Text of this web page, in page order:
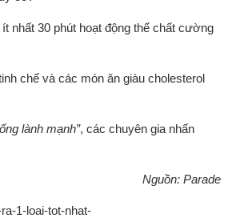
nhất 30 phút hoạt động thể chất cường
chế và các món ăn giàu cholesterol
lành mạnh”, các chuyên gia nhấn
Nguồn: Parade
1-loai-tot-nhat-